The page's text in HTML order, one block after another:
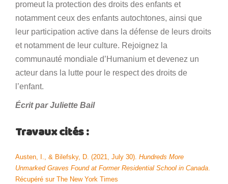
promeut la protection des droits des enfants et
notamment ceux des enfants autochtones, ainsi que
leur participation active dans la défense de leurs droits
et notamment de leur culture. Rejoignez la
communauté mondiale d’Humanium et devenez un
acteur dans la lutte pour le respect des droits de
l’enfant.
Écrit par Juliette Bail
Travaux cités :
Austen, I., & Bilefsky, D. (2021, July 30). Hundreds More
Unmarked Graves Found at Former Residential School in Canada.
Récupéré sur The New York Times